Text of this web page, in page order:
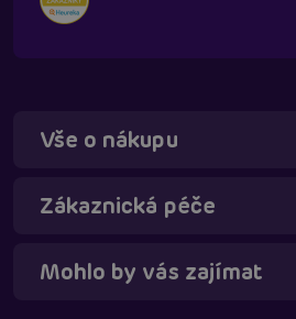
Vše o nákupu
Zákaznická péče
Mohlo by vás zajímat
Táňa - virtuální asistentka